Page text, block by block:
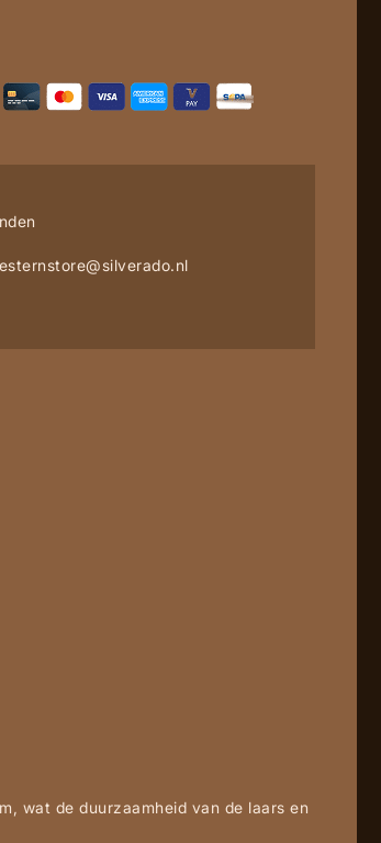
wat de duurzaamheid van de laars en